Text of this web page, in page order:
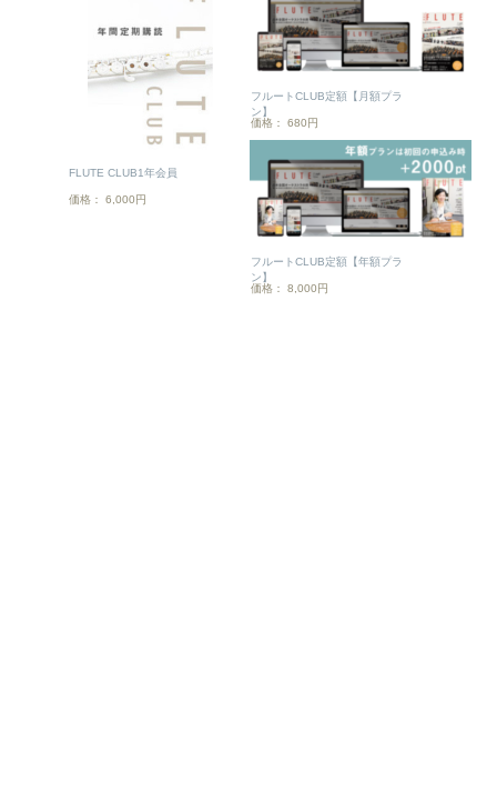
FLUTE CLUB1年会員
価格： 6,000円
フルートCLUB定額【月額プラ
ン】
価格： 680円
フルートCLUB定額【年額プラ
ン】
価格： 8,000円